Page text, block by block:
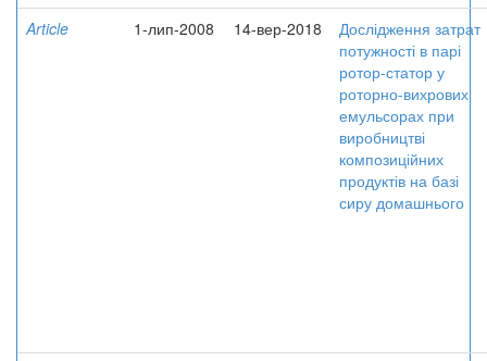
Article
1-лип-2008 14-вер-2018
Дослідження затрат
потужності в парі
ротор-статор у
роторно-вихрових
емульсорах при
виробництві
композиційних
продуктів на базі
сиру домашнього